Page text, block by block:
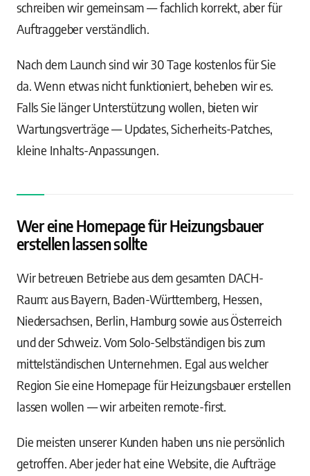
schreiben wir gemeinsam — fachlich korrekt, aber für
Auftraggeber verständlich.
Nach dem Launch sind wir 30 Tage kostenlos für Sie
da. Wenn etwas nicht funktioniert, beheben wir es.
Falls Sie länger Unterstützung wollen, bieten wir
Wartungsverträge — Updates, Sicherheits-Patches,
kleine Inhalts-Anpassungen.
Wer eine Homepage für Heizungsbauer
erstellen lassen sollte
Wir betreuen Betriebe aus dem gesamten DACH-
Raum: aus Bayern, Baden-Württemberg, Hessen,
Niedersachsen, Berlin, Hamburg sowie aus Österreich
und der Schweiz. Vom Solo-Selbständigen bis zum
mittelständischen Unternehmen. Egal aus welcher
Region Sie eine Homepage für Heizungsbauer erstellen
lassen wollen — wir arbeiten remote-first.
Die meisten unserer Kunden haben uns nie persönlich
getroffen. Aber jeder hat eine Website, die Aufträge